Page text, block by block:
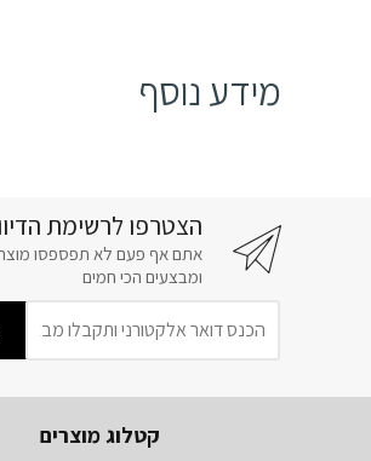
מידע נוסף
הצטרפו לרשימת
אתם אף פעם לא תפספסו
ומבצעים הכי חמים
קטלוג מוצרים